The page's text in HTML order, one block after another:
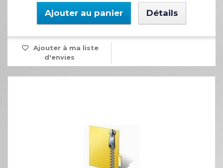
Ajouter au panier Détails
Ajouter à ma liste
d'envies